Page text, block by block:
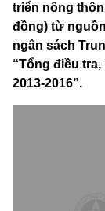
triển nông thôn
đồng) từ
ngân sách
“Tổng điều
2013-2016”.